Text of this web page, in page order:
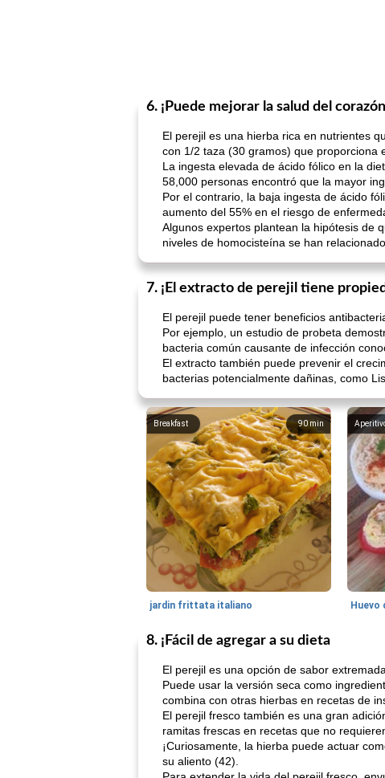
6. ¡Puede mejorar la salud del corazón
El perejil es una hierba rica en nutrientes
con 1/2 taza (30 gramos) que proporciona
La ingesta elevada de ácido fólico en la
58,000 personas encontró que la mayor
Por el contrario, la baja ingesta de ácido
aumento del 55% en el riesgo de
Algunos expertos plantean la hipótesis de
niveles de homocisteína se han
7. ¡El extracto de perejil tiene
El perejil puede tener beneficios
Por ejemplo, un estudio de probeta
bacteria común causante de infección
El extracto también puede prevenir el
bacterias potencialmente dañinas, como
90min
Breakfast
jardin frittata italiano
8. ¡Fácil de agregar a su dieta
El perejil es una opción de sabor
Puede usar la versión seca como
combina con otras hierbas en recetas de
El perejil fresco también es una gran
ramitas frescas en recetas que no
¡Curiosamente, la hierba puede actuar
su aliento (42).